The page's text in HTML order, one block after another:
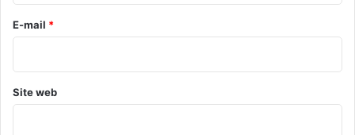
e
E-mail *
Site web